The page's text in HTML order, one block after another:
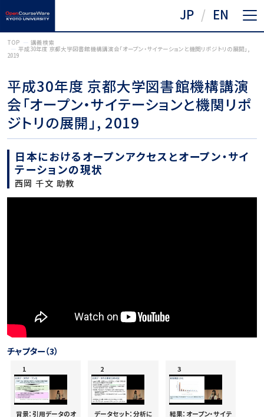
JP EN
TOP 講義検索
平成30年度 京都大学図書館機構講演会「オープン・サイテーションと機関リポジトリの展開」,
2019
平成30年度 京都大学図書館機構講演
会「オープン・サイテーションと機関リポ
ジトリの展開」, 2019
日本におけるオープンアクセスとオープン・サイ
テーションの現状
西岡 千文 助教
チャプター（3）
背景：引用データのオ
データセット：分析に
結果：オープン・サイテ